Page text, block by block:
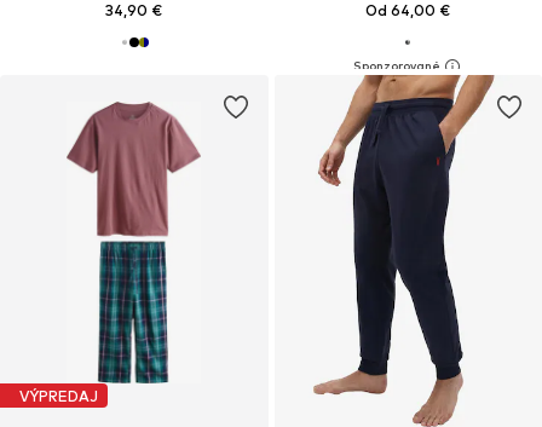
34,90 € Od 64,00 €
VÝPREDAJ